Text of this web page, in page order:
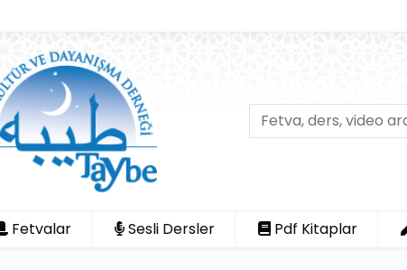
Fetvalar Sesli Dersler Pdf Kitaplar